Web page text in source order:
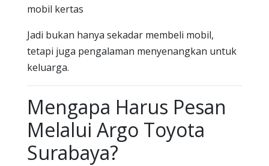
mobil kertas
Jadi bukan hanya sekadar membeli mobil,
tetapi juga pengalaman menyenangkan untuk
keluarga.
Mengapa Harus Pesan
Melalui Argo Toyota
Surabaya?